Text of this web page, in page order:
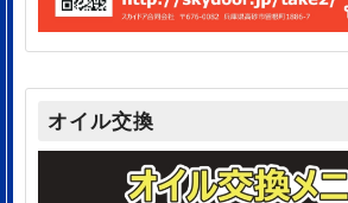
オイル交換